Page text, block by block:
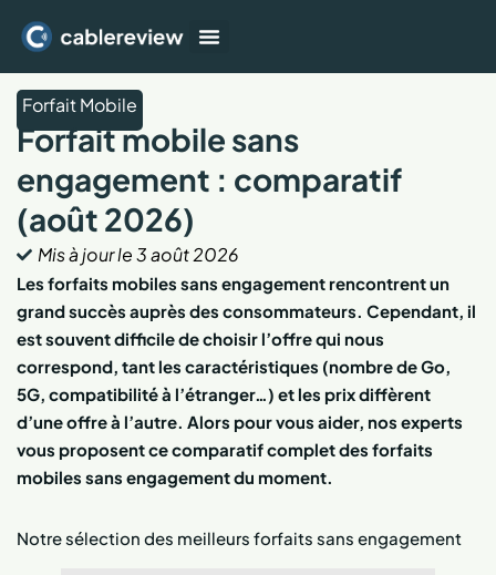
Forfait Mobile
Forfait mobile sans
engagement : comparatif
(août 2026)
Mis à jour le3 août 2026
Les forfaits mobiles sans engagement rencontrent un
grand succès auprès des consommateurs. Cependant, il
est souvent difficile de choisir l’offre qui nous
correspond, tant les caractéristiques (nombre de Go,
5G, compatibilité à l’étranger…) et les prix diffèrent
d’une offre à l’autre. Alors pour vous aider, nos experts
vous proposent ce comparatif complet des forfaits
mobiles sans engagement du moment.
Notre sélection des meilleurs forfaits sans engagement